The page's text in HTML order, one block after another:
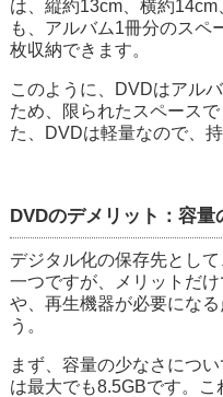
は、縦約13cm、横約
も、アルバム1冊分のスペ
枚収納できます。
このように、DVDはアル
ため、限られたスペース
た、DVDは軽量なので、
DVDのデメリット：容
デジタル化の保存先とし
一つですが、メリットだ
や、再生機器が必要にな
う。
まず、容量の少なさにつ
は最大でも8.5GBです。